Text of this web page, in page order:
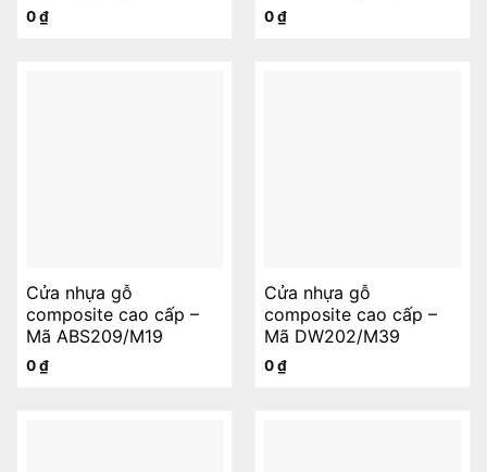
0₫ 0₫
Cửa nhựa gỗ
composite cao cấp –
Mã ABS209/M19
0₫
Cửa nhựa gỗ
composite cao cấp –
Mã DW202/M39
0₫